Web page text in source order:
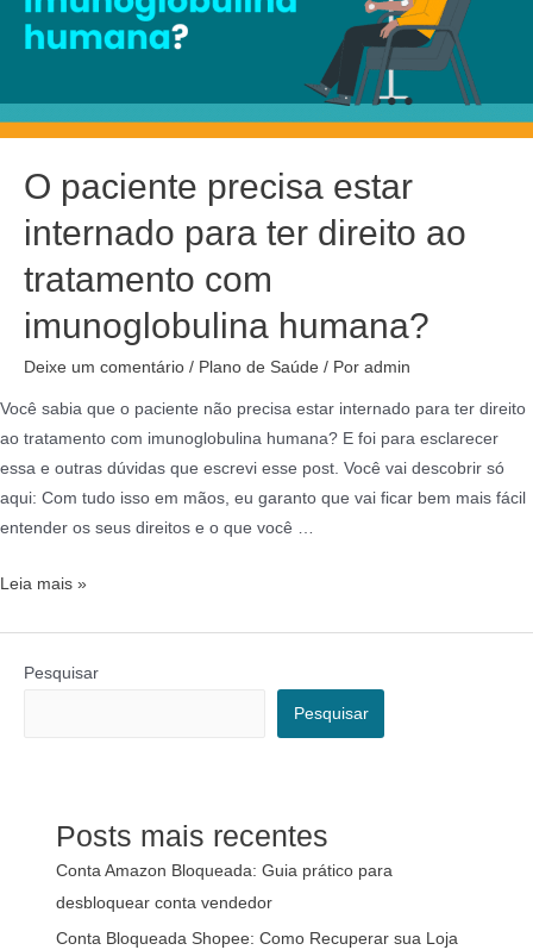
O paciente precisa estar
internado para ter direito ao
tratamento com
imunoglobulina humana?
Deixe um comentário / Plano de Saúde / Por admin
Você sabia que o paciente não precisa estar internado para ter direito
ao tratamento com imunoglobulina humana? E foi para esclarecer
essa e outras dúvidas que escrevi esse post. Você vai descobrir só
aqui: Com tudo isso em mãos, eu garanto que vai ficar bem mais fácil
entender os seus direitos e o que você …
Leia mais »
Pesquisar
Pesquisar
Posts mais recentes
Conta Amazon Bloqueada: Guia prático para
desbloquear conta vendedor
Conta Bloqueada Shopee: Como Recuperar sua Loja